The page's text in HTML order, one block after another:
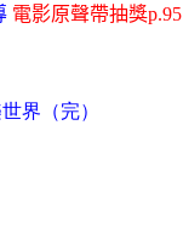
電影原聲帶抽獎p.95
界（完）